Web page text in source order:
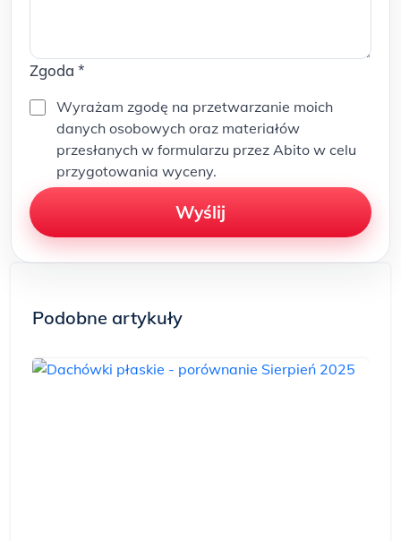
Zgoda *
Wyrażam zgodę na przetwarzanie moich
danych osobowych oraz materiałów
przesłanych w formularzu przez Abito w celu
przygotowania wyceny.
Wyślij
Podobne artykuły